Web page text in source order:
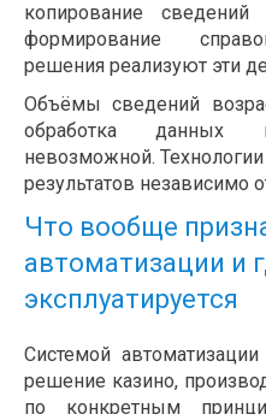
копирование
формирование
решения реализуют эти
Объёмы сведений
обработка данных
невозможной.
результатов независимо
Что вообще
автоматизации и
эксплуатируется
Системой
решение казино,
по конкретным